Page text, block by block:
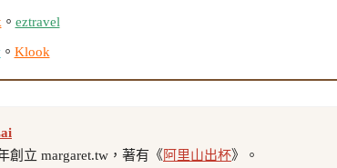
。 eztravel
。 Klook
創立 margaret.tw，著有《阿里山出杯》。